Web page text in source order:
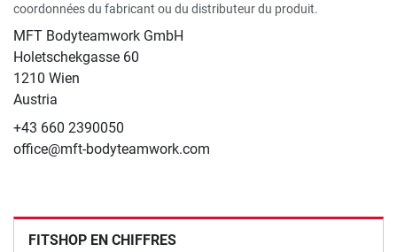
coordonnées du fabricant ou du distributeur du produit.
MFT Bodyteamwork GmbH
Holetschekgasse 60
1210 Wien
Austria
+43 660 2390050
office@mft-bodyteamwork.com
FITSHOP EN CHIFFRES